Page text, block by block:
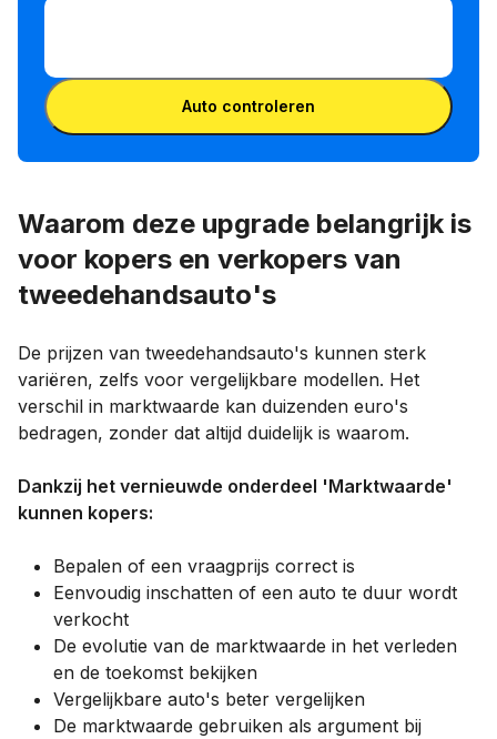
VIN invoeren
VIN invoeren
Auto controleren
Waarom deze upgrade belangrijk is
voor kopers en verkopers van
tweedehandsauto's
De prijzen van tweedehandsauto's kunnen sterk
variëren, zelfs voor vergelijkbare modellen. Het
verschil in marktwaarde kan duizenden euro's
bedragen, zonder dat altijd duidelijk is waarom.
Dankzij het vernieuwde onderdeel 'Marktwaarde'
kunnen kopers:
Bepalen of een vraagprijs correct is
Eenvoudig inschatten of een auto te duur wordt
verkocht
De evolutie van de marktwaarde in het verleden
en de toekomst bekijken
Vergelijkbare auto's beter vergelijken
De marktwaarde gebruiken als argument bij